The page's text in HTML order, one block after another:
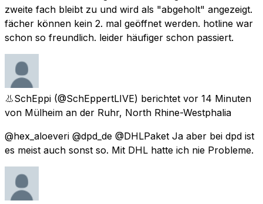
zweite fach bleibt zu und wird als "abgeholt" angezeigt.
fächer können kein 2. mal geöffnet werden. hotline war
schon so freundlich. leider häufiger schon passiert.
👃SchEppi (@SchEppertLIVE) berichtet vor 14 Minuten
von Mülheim an der Ruhr, North Rhine-Westphalia
@hex_aloeveri @dpd_de @DHLPaket Ja aber bei dpd ist
es meist auch sonst so. Mit DHL hatte ich nie Probleme.